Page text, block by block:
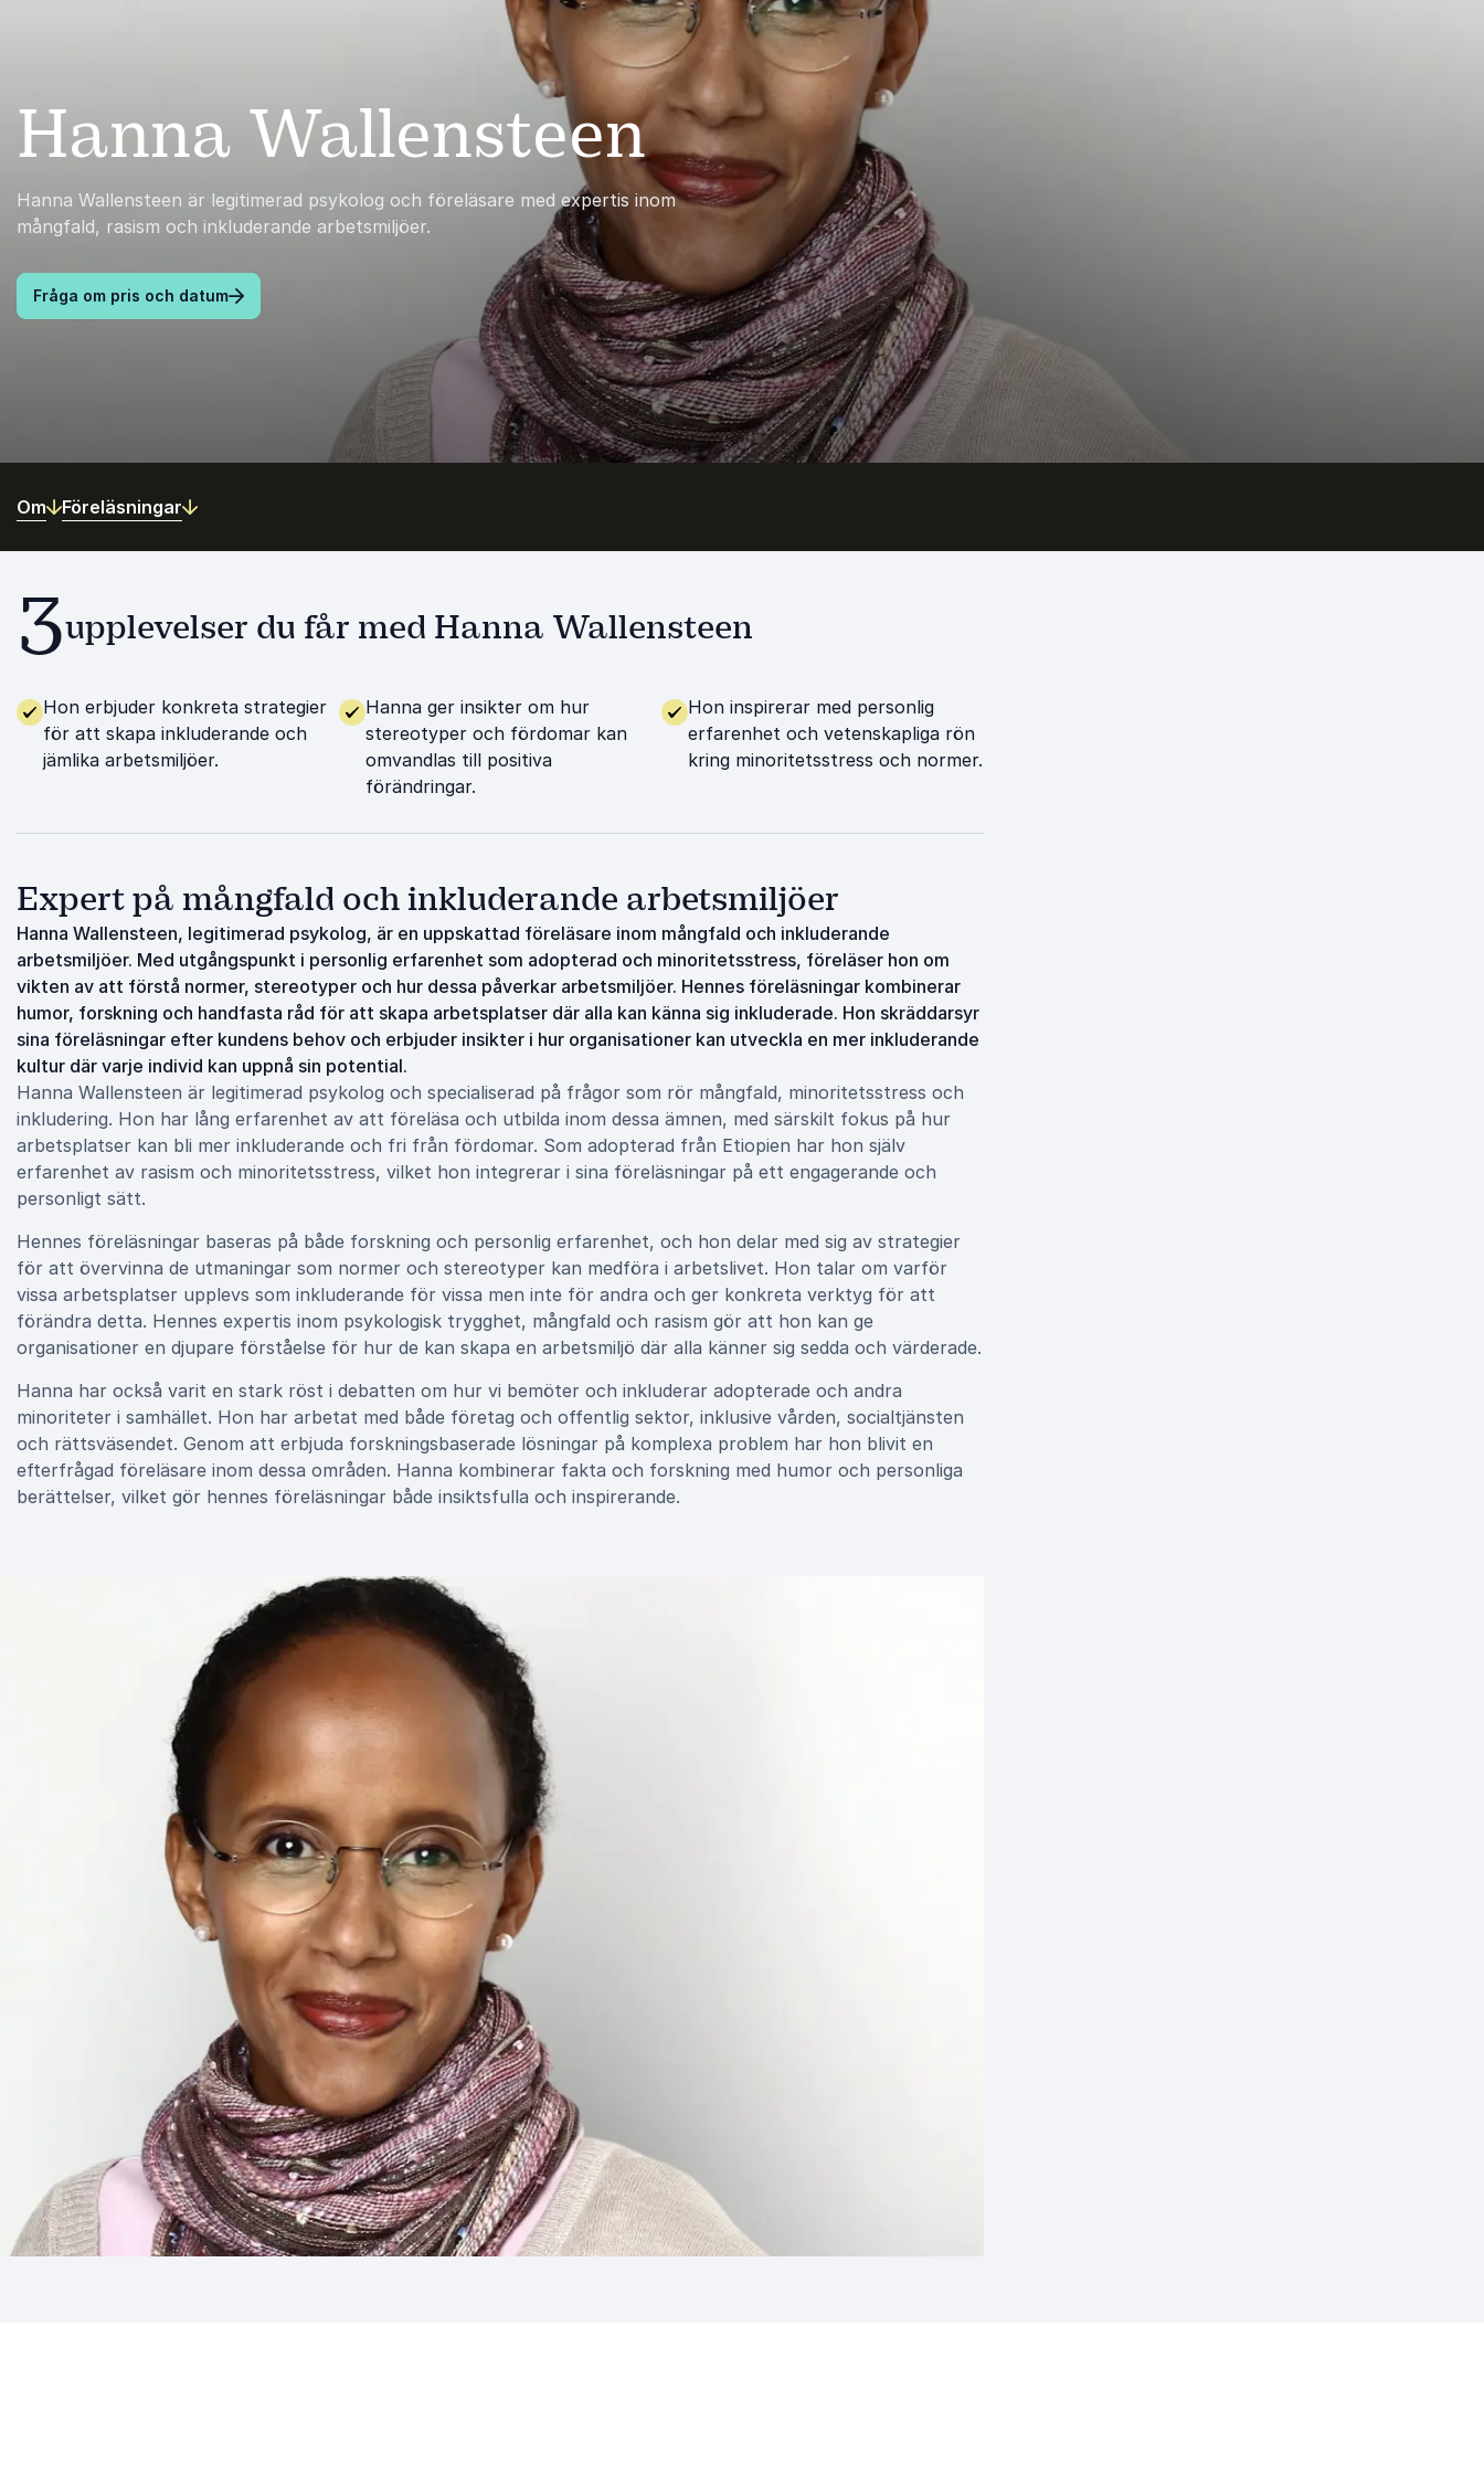
Hanna Wallensteen
Hanna Wallensteen är legitimerad psykolog och föreläsare med expertis inom
mångfald, rasism och inkluderande arbetsmiljöer.
Fråga om pris och datum
Om Föreläsningar
3upplevelser du får med Hanna Wallensteen
Hon erbjuder konkreta strategier
för att skapa inkluderande och
jämlika arbetsmiljöer.
Hanna ger insikter om hur
stereotyper och fördomar kan
omvandlas till positiva
förändringar.
Hon inspirerar med personlig
erfarenhet och vetenskapliga rön
kring minoritetsstress och normer.
Expert på mångfald och inkluderande arbetsmiljöer
Hanna Wallensteen, legitimerad psykolog, är en uppskattad föreläsare inom mångfald och inkluderande
arbetsmiljöer. Med utgångspunkt i personlig erfarenhet som adopterad och minoritetsstress, föreläser hon om
vikten av att förstå normer, stereotyper och hur dessa påverkar arbetsmiljöer. Hennes föreläsningar kombinerar
humor, forskning och handfasta råd för att skapa arbetsplatser där alla kan känna sig inkluderade. Hon skräddarsyr
sina föreläsningar efter kundens behov och erbjuder insikter i hur organisationer kan utveckla en mer inkluderande
kultur där varje individ kan uppnå sin potential.
Hanna Wallensteen är legitimerad psykolog och specialiserad på frågor som rör mångfald, minoritetsstress och
inkludering. Hon har lång erfarenhet av att föreläsa och utbilda inom dessa ämnen, med särskilt fokus på hur
arbetsplatser kan bli mer inkluderande och fri från fördomar. Som adopterad från Etiopien har hon själv
erfarenhet av rasism och minoritetsstress, vilket hon integrerar i sina föreläsningar på ett engagerande och
personligt sätt.
Hennes föreläsningar baseras på både forskning och personlig erfarenhet, och hon delar med sig av strategier
för att övervinna de utmaningar som normer och stereotyper kan medföra i arbetslivet. Hon talar om varför
vissa arbetsplatser upplevs som inkluderande för vissa men inte för andra och ger konkreta verktyg för att
förändra detta. Hennes expertis inom psykologisk trygghet, mångfald och rasism gör att hon kan ge
organisationer en djupare förståelse för hur de kan skapa en arbetsmiljö där alla känner sig sedda och värderade.
Hanna har också varit en stark röst i debatten om hur vi bemöter och inkluderar adopterade och andra
minoriteter i samhället. Hon har arbetat med både företag och offentlig sektor, inklusive vården, socialtjänsten
och rättsväsendet. Genom att erbjuda forskningsbaserade lösningar på komplexa problem har hon blivit en
efterfrågad föreläsare inom dessa områden. Hanna kombinerar fakta och forskning med humor och personliga
berättelser, vilket gör hennes föreläsningar både insiktsfulla och inspirerande.